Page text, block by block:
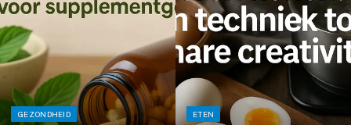
GEZONDHEID ETEN